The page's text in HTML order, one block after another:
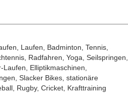
Laufen, Badminton, Tennis,
Radfahren, Yoga, Seilspringen,
Laufen, Elliptikmaschinen,
Slacker Bikes, stationäre
Rugby, Cricket, Krafttraining